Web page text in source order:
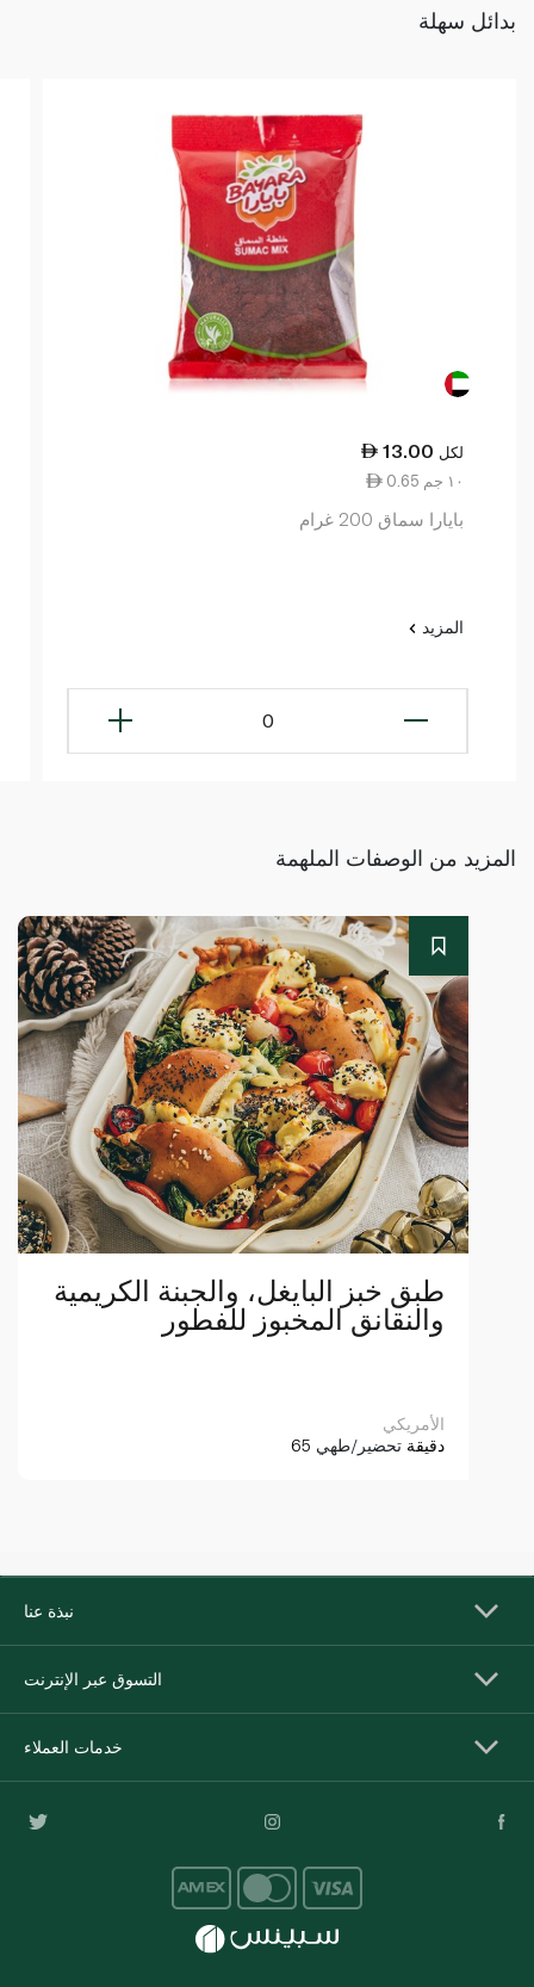
بدائل سهلة
13.00 لكل
0.65 ١٠ جم
بايارا سماق 200 غرام
المزيد
0
المزيد من الوصفات الملهمة
طبق خبز البايغل، والجبنة الكريمية
والنقانق المخبوز للفطور
الأمريكي
65 دقيقة تحضير/طهي
نبذة عنا
التسوق عبر الإنترنت
خدمات العملاء